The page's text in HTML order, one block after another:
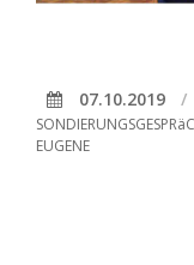
07.10.2019
EUGENE